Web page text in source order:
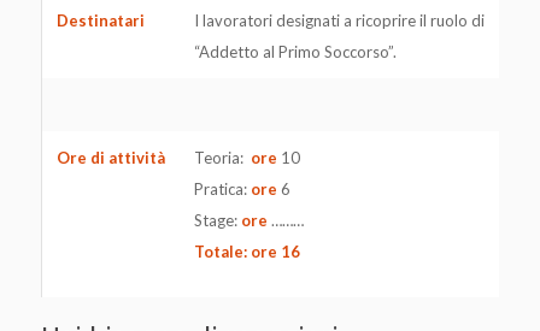
Destinatari
I lavoratori designati a ricoprire il ruolo di
“Addetto al Primo Soccorso”.
Ore di attività Teoria: ore 10
Pratica: ore 6
Stage: ore ………
Totale: ore 16